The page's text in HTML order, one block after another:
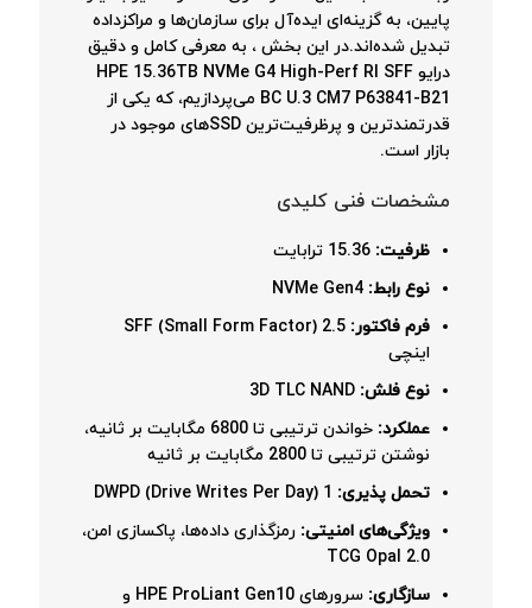
پایین، به گزینه‌ای ایده‌آل برای سازمان‌ها و مراکزداده
تبدیل شده‌اند.در این بخش ، به معرفی کامل و دقیق
درایو HPE 15.36TB NVMe G4 High-Perf RI SFF
BC U.3 CM7 P63841-B21 می‌پردازیم، که یکی از
قدرتمندترین و پرظرفیت‌ترین SSDهای موجود در
بازار است.
مشخصات فنی کلیدی
ظرفیت:
نوع رابط:
فرم فاکتور: SFF (Small Form Factor) 2.5
اینچی
نوع فلش:
عملکرد:
خواندن ترتیبی تا 6800 مگابایت بر ثانیه،
نوشتن ترتیبی تا 2800 مگابایت بر ثانیه
تحمل پذیری:
ویژگی‌های امنیتی: رمزگذاری داده‌ها، پاکسازی امن،
TCG Opal 2.0
سازگاری:
سرورهای HPE ProLiant Gen10 و